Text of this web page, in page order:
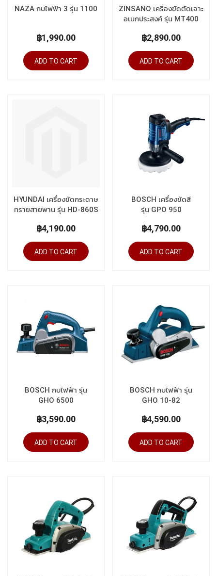
NAZA กบไฟฟ้า 3 รุ่น 1100
฿1,990.00
ADD TO CART
ZINSANO เครื่องขัดตัดเจาะ
อเนกประสงค์ รุ่น MT400
฿2,890.00
ADD TO CART
HYUNDAI เครื่องขัดกระดาษ
ทรายสายพาน รุ่น HD-860S
฿4,190.00
ADD TO CART
BOSCH เครื่องขัดสี
รุ่น GPO 950
฿4,790.00
ADD TO CART
BOSCH กบไฟฟ้า รุ่น
GHO 6500
฿3,590.00
ADD TO CART
BOSCH กบไฟฟ้า รุ่น
GHO 10-82
฿4,590.00
ADD TO CART